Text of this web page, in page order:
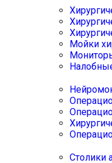
Мойки
Столики